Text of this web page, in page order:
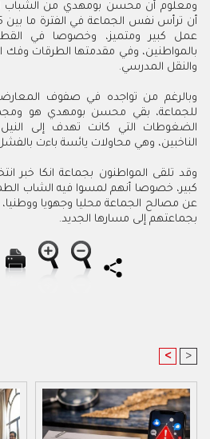
ومعلوم أن محسن بومهدي من الشباب
عمل كبير ومتميز، وخصوصا في
بالمواطنين، وفي مقدمتها الطرقات وفك
والنقل المدرسي.
وبالرغم من تواجده في صفوف
للجماعة، بقي محسن بومهدي هو
الضغوطات التي كانت تهدف إلى
الناخبين، وهي محاولات يائسة باءت
وقد تلقى المواطنون بجماعة انكا خبر
كبير، خصوصا أنهم لمسوا فيه الشاب
عن مصالح الجماعة محليا وجهويا
بجماعتهم إلى مسارها الجديد.
< >